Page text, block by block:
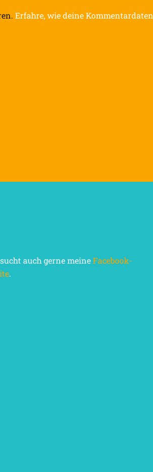
Erfahre, wie deine Kommentardaten
auch gerne meineFacebook-
.